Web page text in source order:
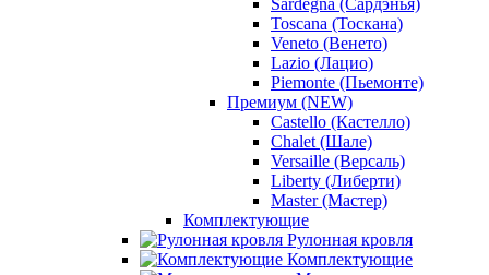
Sardegna (Сардэнья)
Toscana (Тоскана)
Veneto (Венето)
Lazio (Лацио)
Piemonte (Пьемонте)
Премиум (NEW)
Castello (Кастелло)
Chalet (Шале)
Versaille (Версаль)
Liberty (Либерти)
Master (Мастер)
Комплектующие
Рулонная кровля
Комплектующие